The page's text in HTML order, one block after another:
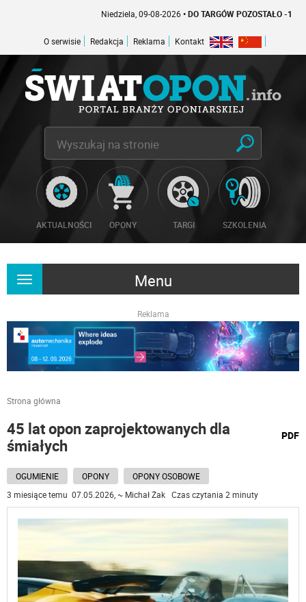
Niedziela, 09-08-2026• DO TARGÓW POZOSTAŁO -1 DNI
O serwisie Redakcja Reklama Kontakt
AKTUALNOŚCI OPONY TARGI SZKOLENIA
Menu
Rozwiń
Reklama
Strona główna
45 lat opon zaprojektowanych dla
śmiałych
PDF
OGUMIENIE OPONY
OPONY OSOBOWE
3 miesiące temu 07.05.2026, ~ Michał Żak Czas czytania 2 minuty